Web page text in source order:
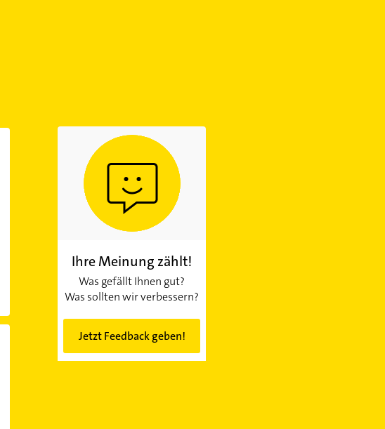
Ihre Meinung zählt!
Was gefällt Ihnen gut?
Was sollten wir verbessern?
Jetzt Feedback geben!